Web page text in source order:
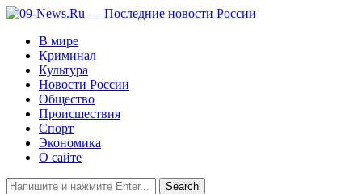
В мире
Криминал
Культура
Новости России
Общество
Происшествия
Спорт
Экономика
О сайте